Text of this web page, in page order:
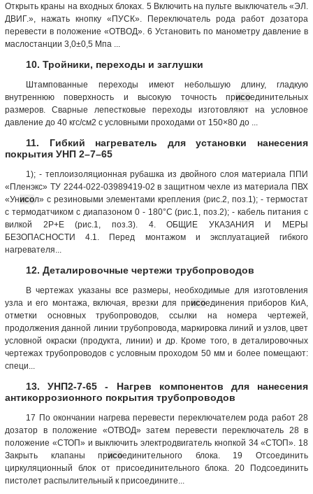
Открыть краны на входных блоках. 5 Включить на пульте выключатель «ЭЛ.
ДВИГ.», нажать кнопку «ПУСК». Переключатель рода работ дозатора
перевести в положение «ОТВОД». 6 Установить по манометру давление в
маслостанции 3,0±0,5 Мпа ...
10. Тройники, переходы и заглушки
Штампованные переходы имеют небольшую длину, гладкую
внутреннюю поверхность и высокую точность присоединительных
размеров. Сварные лепестковые переходы изготовляют на условное
давление до 40 кгс/см2 с условными проходами от 150×80 до ...
11. Гибкий нагреватель для установки нанесения
покрытия УНП 2–7–65
1); - теплоизоляционная рубашка из двойного слоя материала ППИ
«Пленэкс» ТУ 2244-022-03989419-02 в защитном чехле из материала ПВХ
«Унисол» с резиновыми элементами крепления (рис.2, поз.1); - термостат
c термодатчиком с диапазоном 0 - 180°С (рис.1, поз.2); - кабель питания с
вилкой 2Р+Е (рис.1, поз.3). 4. ОБЩИЕ УКАЗАНИЯ И МЕРЫ
БЕЗОПАСНОСТИ 4.1. Перед монтажом и эксплуатацией гибкого
нагревателя...
12. Деталировочные чертежи трубопроводов
В чертежах указаны все размеры, необходимые для изготовления
узла и его монтажа, включая, врезки для присоединения приборов КиА,
отметки основных трубопроводов, ссылки на номера чертежей,
продолжения данной линии трубопровода, маркировка линий и узлов, цвет
условной окраски (продукта, линии) и др. Кроме того, в деталировочных
чертежах трубопроводов с условным проходом 50 мм и более помещают:
специ...
13. УНП2-7-65 - Нагрев компонентов для нанесения
антикоррозионного покрытия трубопроводов
17 По окончании нагрева перевести переключателем рода работ 28
дозатор в положение «ОТВОД» затем перевести переключатель 28 в
положение «СТОП» и выключить электродвигатель кнопкой 34 «СТОП». 18
Закрыть клапаны присоединительного блока. 19 Отсоединить
циркуляционный блок от присоединительного блока. 20 Подсоединить
пистолет распылительный к присоедините...